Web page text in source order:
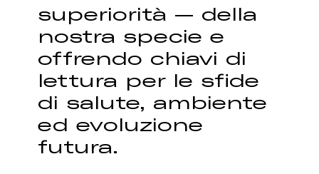
superiorità — della
nostra specie e
offrendo chiavi di
lettura per le sfide
di salute, ambiente
ed evoluzione
futura.